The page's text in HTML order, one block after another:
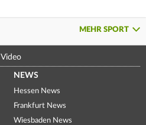
MEHR SPORT
Video
NEWS
Hessen News
Frankfurt News
Wiesbaden News